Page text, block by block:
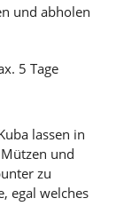
und abholen
5 Tage
lassen in
und
zu
egal welches